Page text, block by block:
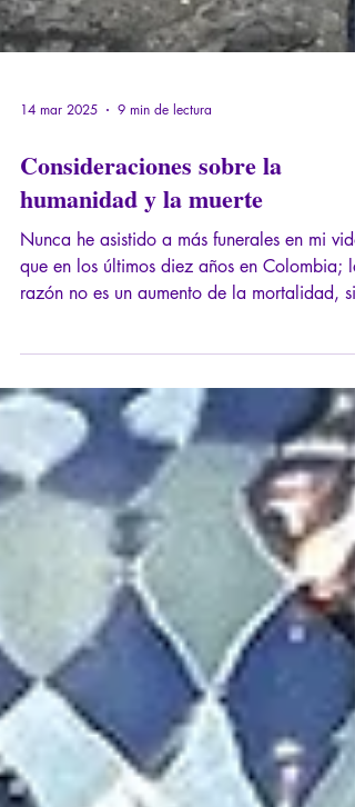
14 mar 2025 9 min de lectura
Consideraciones sobre la
humanidad y la muerte
Nunca he asistido a más funerales en mi vida
razón no es un aumento de la mortalidad,
el hecho de que la muerte aquí, donde vivo,
concierne a muchas personas más allá de los
seres queridos, familiares y amigos del